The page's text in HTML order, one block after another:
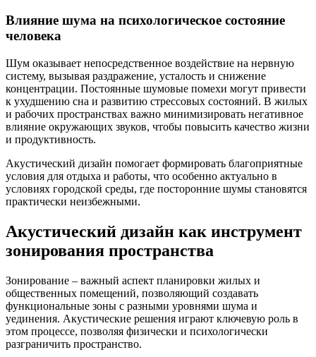
Влияние шума на психологическое состояние
человека
Шум оказывает непосредственное воздействие на нервную
систему, вызывая раздражение, усталость и снижение
концентрации. Постоянные шумовые помехи могут привести
к ухудшению сна и развитию стрессовых состояний. В жилых
и рабочих пространствах важно минимизировать негативное
влияние окружающих звуков, чтобы повысить качество жизни
и продуктивность.
Акустический дизайн помогает формировать благоприятные
условия для отдыха и работы, что особенно актуально в
условиях городской среды, где посторонние шумы становятся
практически неизбежными.
Акустический дизайн как инструмент
зонирования пространства
Зонирование – важный аспект планировки жилых и
общественных помещений, позволяющий создавать
функциональные зоны с разными уровнями шума и
уединения. Акустические решения играют ключевую роль в
этом процессе, позволяя физически и психологически
разграничить пространство.